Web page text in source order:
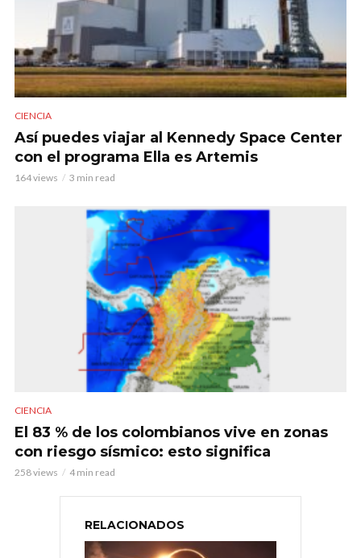
CIENCIA
Así puedes viajar al Kennedy Space Center
con el programa Ella es Artemis
164 views 3 min read
CIENCIA
El 83 % de los colombianos vive en zonas
con riesgo sísmico: esto significa
258 views 4 min read
RELACIONADOS